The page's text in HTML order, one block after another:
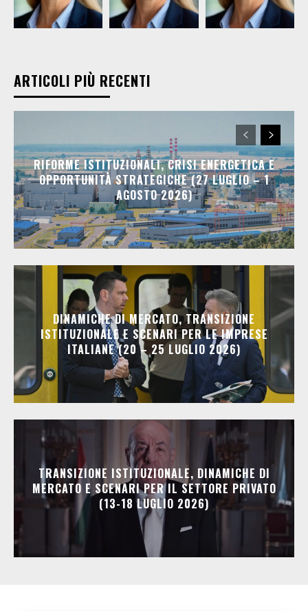
ARTICOLI PIÙ RECENTI
RIFORME ISTITUZIONALI, CRISI ENERGETICA E
OPPORTUNITÀ STRATEGICHE (27 LUGLIO – 1
AGOSTO 2026)
DINAMICHE DI MERCATO, TRANSIZIONE
ISTITUZIONALE E SCENARI PER LE IMPRESE
ITALIANE (20 – 25 LUGLIO 2026)
TRANSIZIONE ISTITUZIONALE, DINAMICHE DI
MERCATO E SCENARI PER IL SETTORE PRIVATO
(13-18 LUGLIO 2026)